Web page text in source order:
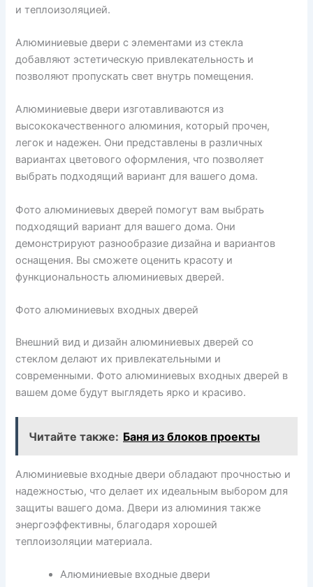
и теплоизоляцией.
Алюминиевые двери с элементами из стекла
добавляют эстетическую привлекательность и
позволяют пропускать свет внутрь помещения.
Алюминиевые двери изготавливаются из
высококачественного алюминия, который прочен,
легок и надежен. Они представлены в различных
вариантах цветового оформления, что позволяет
выбрать подходящий вариант для вашего дома.
Фото алюминиевых дверей помогут вам выбрать
подходящий вариант для вашего дома. Они
демонстрируют разнообразие дизайна и вариантов
оснащения. Вы сможете оценить красоту и
функциональность алюминиевых дверей.
Фото алюминиевых входных дверей
Внешний вид и дизайн алюминиевых дверей со
стеклом делают их привлекательными и
современными. Фото алюминиевых входных дверей в
вашем доме будут выглядеть ярко и красиво.
Читайте также: Баня из блоков проекты
Алюминиевые входные двери обладают прочностью и
надежностью, что делает их идеальным выбором для
защиты вашего дома. Двери из алюминия также
энергоэффективны, благодаря хорошей
теплоизоляции материала.
Алюминиевые входные двери